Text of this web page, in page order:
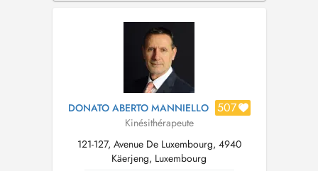
DONATO ABERTO MANNIELLO 507
Kinésithérapeute
121-127, Avenue De Luxembourg, 4940
Käerjeng, Luxembourg